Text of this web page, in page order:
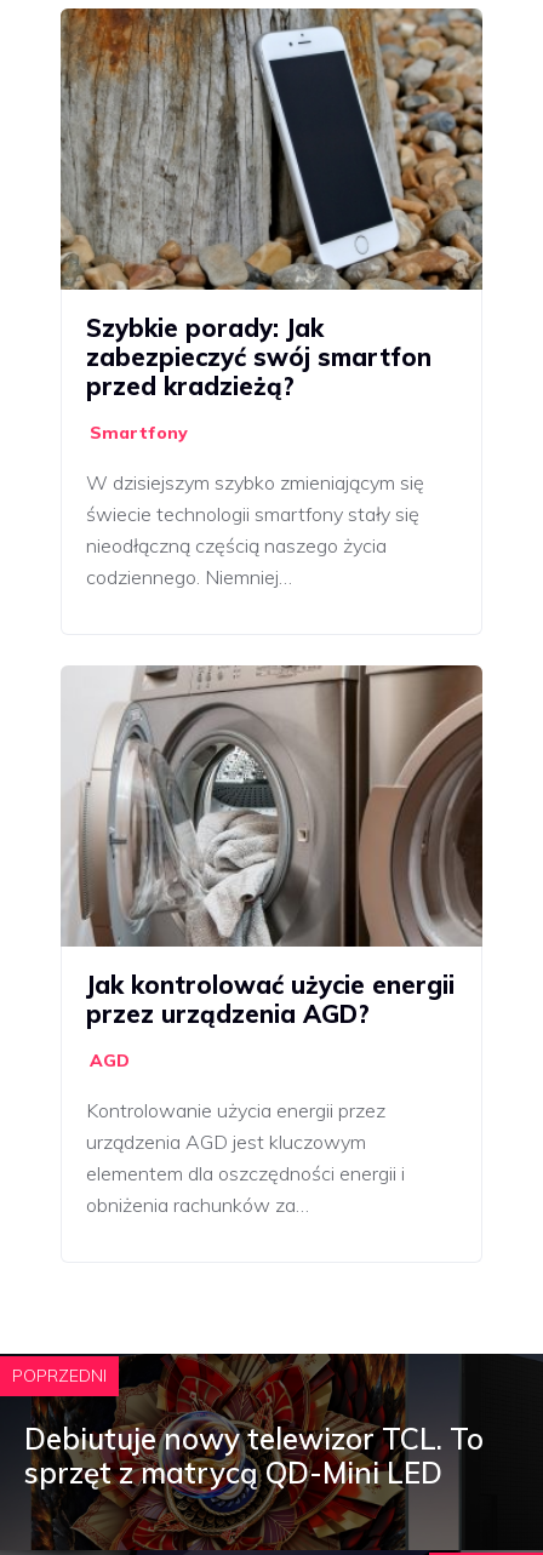
Szybkie porady: Jak
zabezpieczyć swój smartfon
przed kradzieżą?
Smartfony
W dzisiejszym szybko zmieniającym się
świecie technologii smartfony stały się
nieodłączną częścią naszego życia
codziennego. Niemniej…
Jak kontrolować użycie energii
przez urządzenia AGD?
AGD
Kontrolowanie użycia energii przez
urządzenia AGD jest kluczowym
elementem dla oszczędności energii i
obniżenia rachunków za…
POPRZEDNI
Debiutuje nowy telewizor TCL. To
sprzęt z matrycą QD-Mini LED